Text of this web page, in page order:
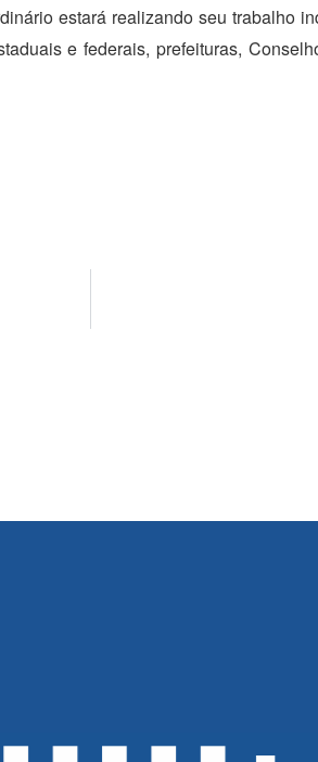
estará realizando seu trabalho
e federais, prefeituras,